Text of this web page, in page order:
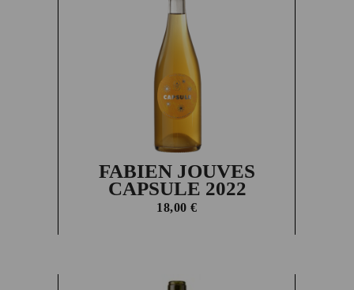
FABIEN JOUVES
CAPSULE 2022
18,00€